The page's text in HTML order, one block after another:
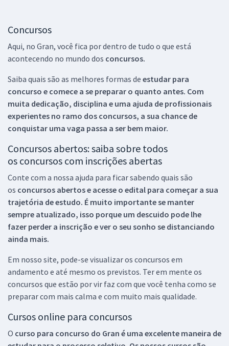
Concursos
Aqui, no Gran, você fica por dentro de tudo o que está
acontecendo no mundo dos concursos.
Saiba quais são as melhores formas de estudar para
concurso e comece a se preparar o quanto antes. Com
muita dedicação, disciplina e uma ajuda de profissionais
experientes no ramo dos concursos, a sua chance de
conquistar uma vaga passa a ser bem maior.
Concursos abertos: saiba sobre todos
os concursos com inscrições abertas
Conte com a nossa ajuda para ficar sabendo quais são
os concursos abertos e acesse o edital para começar a sua
trajetória de estudo. É muito importante se manter
sempre atualizado, isso porque um descuido pode lhe
fazer perder a inscrição e ver o seu sonho se distanciando
ainda mais.
Em nosso site, pode-se visualizar os concursos em
andamento e até mesmo os previstos. Ter em mente os
concursos que estão por vir faz com que você tenha como se
preparar com mais calma e com muito mais qualidade.
Cursos online para concursos
O curso para concurso do Gran é uma excelente maneira de